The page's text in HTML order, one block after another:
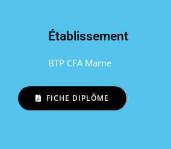
Établissement
BTP CFA Marne
FICHE DIPLÔME